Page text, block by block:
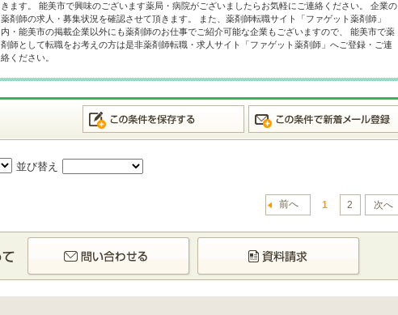
きます。 能美市で興味のございます薬局・病院がございましたらお気軽にご連絡ください。 企業の
薬剤師の求人・募集状況を確認させて頂きます。 また、薬剤師転職サイト「ファゲット薬剤師」
内・能美市の掲載企業以外にも薬剤師のお仕事でご紹介可能な企業もございますので、 能美市で薬
剤師として転職をお考えの方は是非薬剤師転職・求人サイト「ファゲット薬剤師」へご登録・ご連
絡ください。
並び替え
前へ 1 2 次へ